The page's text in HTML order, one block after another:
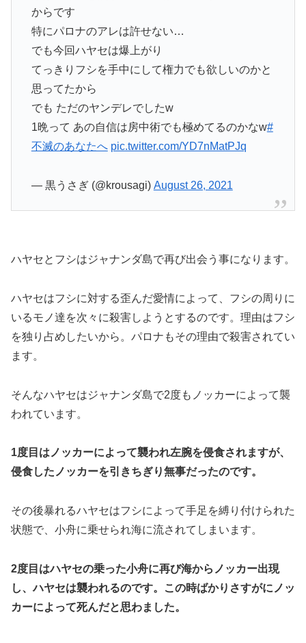
からです
特にパロナのアレは許せない…
でも今回ハヤセは爆上がり
てっきりフシを手中にして権力でも欲しいのかと
思ってたから
でも ただのヤンデレでしたw
1晩って あの自信は房中術でも極めてるのかなw#
不滅のあなたへ pic.twitter.com/YD7nMatPJq
— 黒うさぎ (@krousagi) August 26, 2021
ハヤセとフシはジャナンダ島で再び出会う事になります。
ハヤセはフシに対する歪んだ愛情によって、フシの周りに
いるモノ達を次々に殺害しようとするのです。理由はフシ
を独り占めしたいから。パロナもその理由で殺害されてい
ます。
そんなハヤセはジャナンダ島で2度もノッカーによって襲
われています。
1度目はノッカーによって襲われ左腕を侵食されますが、
侵食したノッカーを引きちぎり無事だったのです。
その後暴れるハヤセはフシによって手足を縛り付けられた
状態で、小舟に乗せられ海に流されてしまいます。
2度目はハヤセの乗った小舟に再び海からノッカー出現
し、ハヤセは襲われるのです。この時ばかりさすがにノッ
カーによって死んだと思わました。